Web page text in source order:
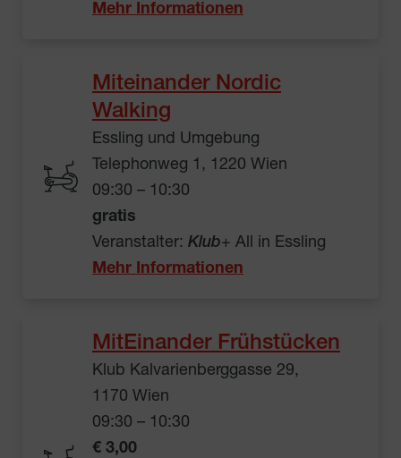
Mehr Informationen
Miteinander Nordic
Walking
Essling und Umgebung
Telephonweg 1, 1220 Wien
09:30 – 10:30
gratis
Veranstalter: Klub+ All in Essling
Mehr Informationen
MitEinander Frühstücken
Klub Kalvarienberggasse 29,
1170 Wien
09:30 – 10:30
€ 3,00